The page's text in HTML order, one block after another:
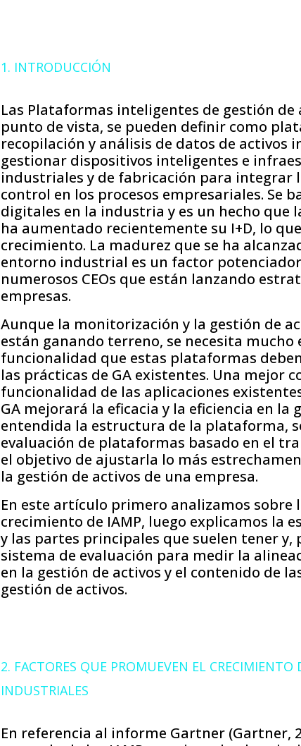
1. INTRODUCCIÓN
Las Plataformas inteligentes de gestión de
punto de vista, se pueden definir como
recopilación y análisis de datos de activos
gestionar dispositivos inteligentes e
industriales y de fabricación para integrar
control en los procesos empresariales. Se
digitales en la industria y es un hecho que
ha aumentado recientemente su I+D, lo
crecimiento. La madurez que se ha
entorno industrial es un factor potenciador
numerosos CEOs que están lanzando
empresas.
Aunque la monitorización y la gestión de
están ganando terreno, se necesita
funcionalidad que estas plataformas
las prácticas de GA existentes. Una mejor
funcionalidad de las aplicaciones
GA mejorará la eficacia y la eficiencia en la
entendida la estructura de la plataforma,
evaluación de plataformas basado en el
el objetivo de ajustarla lo más
la gestión de activos de una empresa.
En este artículo primero analizamos sobre
crecimiento de IAMP, luego explicamos la
y las partes principales que suelen tener
sistema de evaluación para medir la
en la gestión de activos y el contenido de
gestión de activos.
2. FACTORES QUE PROMUEVEN EL CRECIMIENTO
INDUSTRIALES
En referencia al informe Gartner (Gartner,